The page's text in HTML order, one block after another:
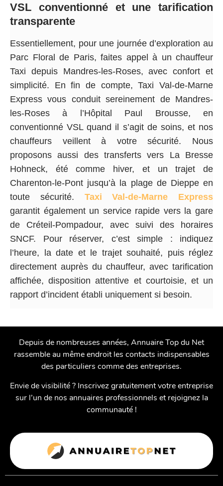
VSL conventionné et une tarification
transparente
Essentiellement, pour une journée d’exploration au
Parc Floral de Paris, faites appel à un chauffeur
Taxi depuis Mandres-les-Roses, avec confort et
simplicité. En fin de compte, Taxi Val-de-Marne
Express vous conduit sereinement de Mandres-
les-Roses à l’Hôpital Paul Brousse, en
conventionné VSL quand il s’agit de soins, et nos
chauffeurs veillent à votre sécurité. Nous
proposons aussi des transferts vers La Bresse
Hohneck, été comme hiver, et un trajet de
Charenton-le-Pont jusqu’à la plage de Dieppe en
toute sécurité. Taxi Val-de-Marne Express
garantit également un service rapide vers la gare
de Créteil-Pompadour, avec suivi des horaires
SNCF. Pour réserver, c’est simple : indiquez
l’heure, la date et le trajet souhaité, puis réglez
directement auprès du chauffeur, avec tarification
affichée, disposition attentive et courtoisie, et un
rapport d’incident établi uniquement si besoin.
Depuis de nombreuses années, Annuaire Top du Net
rassemble au même endroit les contacts indispensables
des particuliers comme des entreprises.
Envie de visibilité ? Inscrivez gratuitement votre entreprise
sur l’un de nos annuaires professionnels et rejoignez la
communauté !